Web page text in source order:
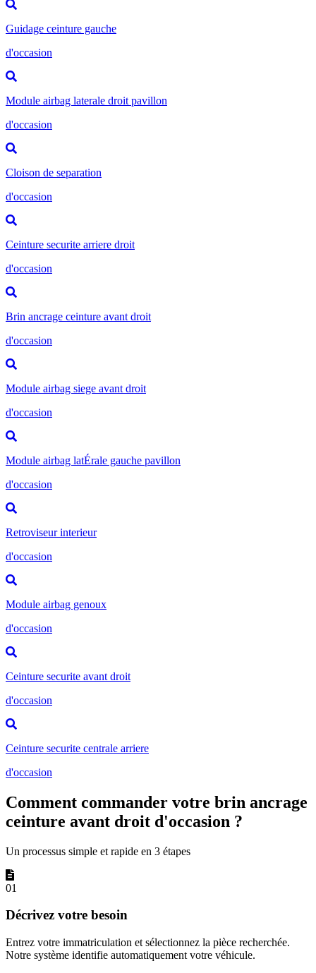
Guidage ceinture gauche
d'occasion
Module airbag laterale droit pavillon
d'occasion
Cloison de separation
d'occasion
Ceinture securite arriere droit
d'occasion
Brin ancrage ceinture avant droit
d'occasion
Module airbag siege avant droit
d'occasion
Module airbag latÉrale gauche pavillon
d'occasion
Retroviseur interieur
d'occasion
Module airbag genoux
d'occasion
Ceinture securite avant droit
d'occasion
Ceinture securite centrale arriere
d'occasion
Comment commander votre brin ancrage
ceinture avant droit d'occasion ?
Un processus simple et rapide en 3 étapes
01
Décrivez votre besoin
Entrez votre immatriculation et sélectionnez la pièce recherchée.
Notre système identifie automatiquement votre véhicule.